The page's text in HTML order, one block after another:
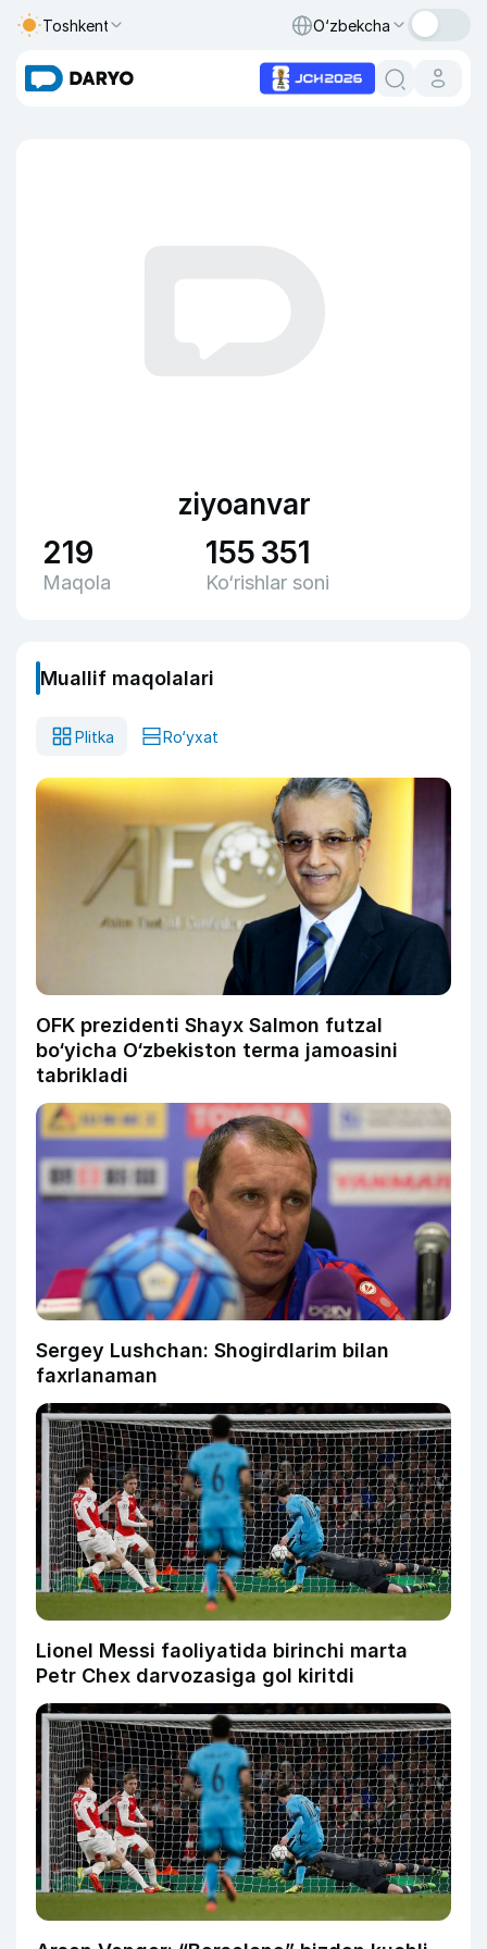
Toshkent O‘zbekcha
ziyoanvar
219
Maqola
155 351
Ko‘rishlar soni
Muallif maqolalari
Plitka Ro‘yxat
OFK prezidenti Shayx Salmon futzal
bo‘yicha O‘zbekiston terma jamoasini
tabrikladi
Sergey Lushchan: Shogirdlarim bilan
faxrlanaman
Lionel Messi faoliyatida birinchi marta
Petr Chex darvozasiga gol kiritdi